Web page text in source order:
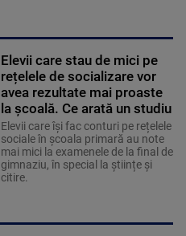
Elevii care stau de mici pe
rețelele de socializare vor
avea rezultate mai proaste
la școală. Ce arată un studiu
Elevii care îşi fac conturi pe rețelele
sociale în școala primară au note
mai mici la examenele de la final de
gimnaziu, în special la științe și
citire.